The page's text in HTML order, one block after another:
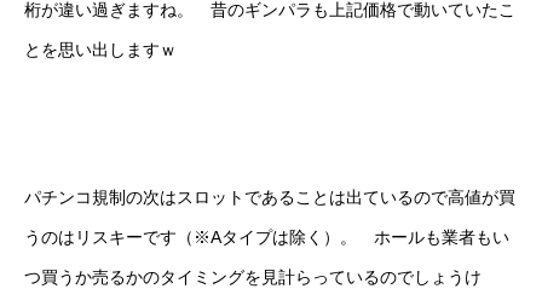
桁が違い過ぎますね。 昔のギンパラも上記価格で動いていたこ
とを思い出しますｗ
パチンコ規制の次はスロットであることは出ているので高値が買
うのはリスキーです（※Aタイプは除く）。 ホールも業者もい
つ買うか売るかのタイミングを見計らっているのでしょうけ